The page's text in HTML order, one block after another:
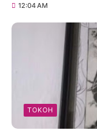
12:04 AM
TOKOH